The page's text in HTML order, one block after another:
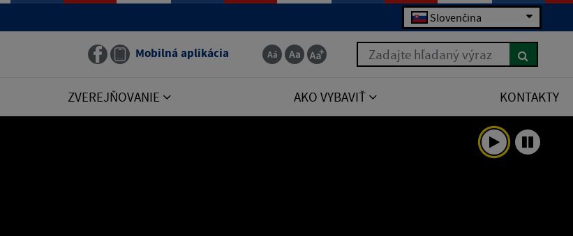
Slovenčina
Mobilná aplikácia Zadajte hľadaný výraz
ZVEREJŇOVANIE AKO VYBAVIŤ KONTAKTY